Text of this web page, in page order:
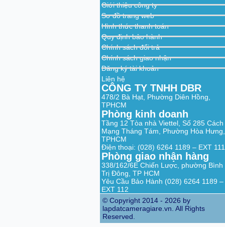
Giới thiệu công ty
Sơ đồ trang web
Hình thức thanh toán
Quy định bảo hành
Chính sách đổi trả
Chính sách giao nhận
Đăng ký tài khoản
Liên hệ
CÔNG TY TNHH DBR
478/2 Bà Hạt, Phường Diên Hồng,
TPHCM
Phòng kinh doanh
Tầng 12 Tòa nhà Viettel, Số 285 Cách
Mạng Tháng Tám, Phường Hòa Hưng,
TPHCM
Điện thoại: (028) 6264 1189 – EXT 111
Phòng giao nhận hàng
338/162/6E Chiến Lược, phường Bình
Trị Đông, TP HCM
Yêu Cầu Bảo Hành (028) 6264 1189 –
EXT 112
© Copyright 2014 - 2026 by
lapdatcameragiare.vn. All Rights
Reserved.